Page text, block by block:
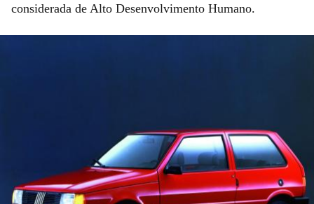
considerada de Alto Desenvolvimento Humano.